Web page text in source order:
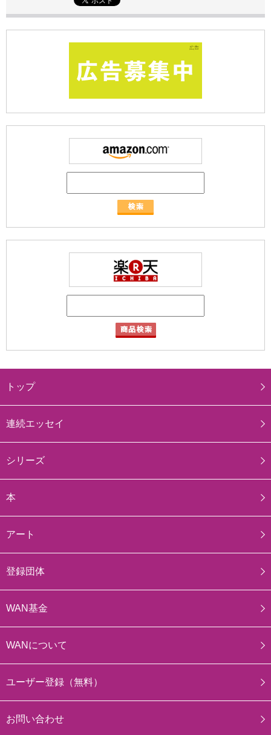
トップ
連続エッセイ
シリーズ
本
アート
登録団体
WAN基金
WANについて
ユーザー登録（無料）
お問い合わせ